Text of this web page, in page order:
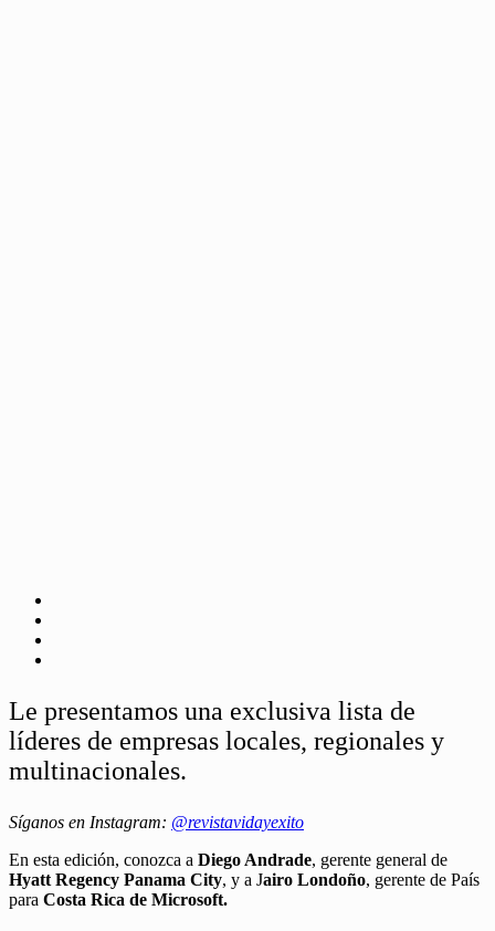
Le presentamos una exclusiva lista de
líderes de empresas locales, regionales y
multinacionales.
Síganos en Instagram: @revistavidayexito
En esta edición, conozca a Diego Andrade, gerente general de
Hyatt Regency Panama City, y a Jairo Londoño, gerente de País
para Costa Rica de Microsoft.